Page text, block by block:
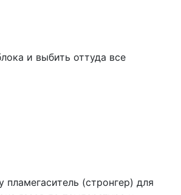
и выбить оттуда все
пламегаситель (стронгер) для